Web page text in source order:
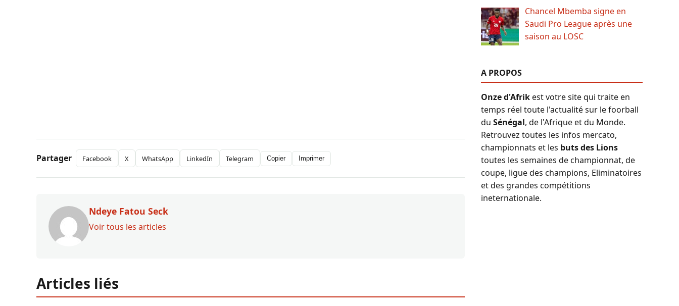
Partager Facebook X WhatsApp LinkedIn Telegram Copier Imprimer
Ndeye Fatou Seck
Voir tous les articles
Articles liés
Chancel Mbemba signe en
Saudi Pro League après une
saison au LOSC
A PROPOS
Onze d'Afrikest votre site qui traite en
temps réel toute l'actualité sur le foorball
du Sénégal, de l'Afrique et du Monde.
Retrouvez toutes les infos mercato,
championnats et les buts des Lions
toutes les semaines de championnat, de
coupe, ligue des champions, Eliminatoires
et des grandes compétitions
ineternationale.